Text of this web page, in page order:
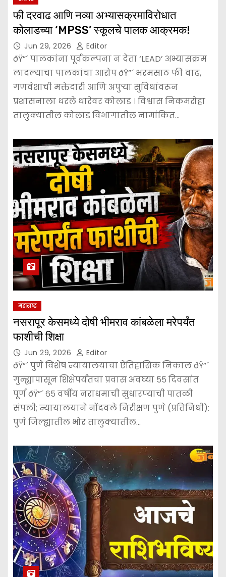
फी दरवाढ आणि नव्या अभ्यासक्रमाविरोधात
कोलाडच्या ‘MPSS’ स्कूलचे पालक आक्रमक!
Jun 29, 2026 Editor
ðŸ”´ पालकांना पूर्वकल्पना न देता ‘LEAD’ अभ्यासक्रम
लादल्याचा पालकांचा आरोप ðŸ”´ भरमसाठ फी वाढ,
गणवेशाची मक्तेदारी आणि अपुऱ्या सुविधांवरून
प्रशासनाला धरले धारेवर कोलाड । विश्वास निकमरोहा
तालुक्यातील कोलाड विभागातील नामांकित…
महाराष्ट्र
नसरापूर केसमध्ये दोषी भीमराव कांबळेला मरेपर्यंत
फाशीची शिक्षा
Jun 29, 2026 Editor
ðŸ”´ पुणे विशेष न्यायालयाचा ऐतिहासिक निकाल ðŸ”´
गुन्ह्यापासून शिक्षेपर्यंतचा प्रवास अवघ्या ५५ दिवसांत
पूर्ण ðŸ”´ ६५ वर्षीय नराधमाची सुधारण्याची पातळी
संपली; न्यायालयाने नोंदवले निरीक्षण पुणे (प्रतिनिधी):
पुणे जिल्ह्यातील भोर तालुक्यातील…